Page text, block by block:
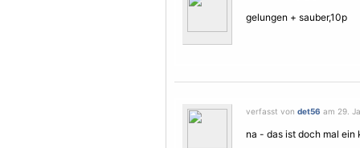
gelungen + sauber,10p
verfasst von det56 am 29.
na - das ist doch mal ein